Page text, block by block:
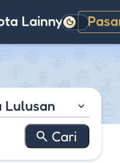
LainnyaGelap
Lulusan